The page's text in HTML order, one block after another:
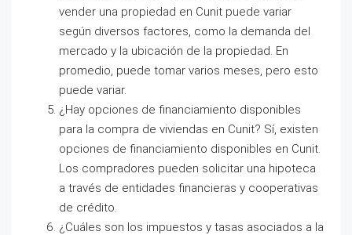
vender una propiedad en Cunit puede variar
según diversos factores, como la demanda del
mercado y la ubicación de la propiedad. En
promedio, puede tomar varios meses, pero esto
puede variar.
¿Hay opciones de financiamiento disponibles
para la compra de viviendas en Cunit? Sí, existen
opciones de financiamiento disponibles en Cunit.
Los compradores pueden solicitar una hipoteca
a través de entidades financieras y cooperativas
de crédito.
¿Cuáles son los impuestos y tasas asociados a la